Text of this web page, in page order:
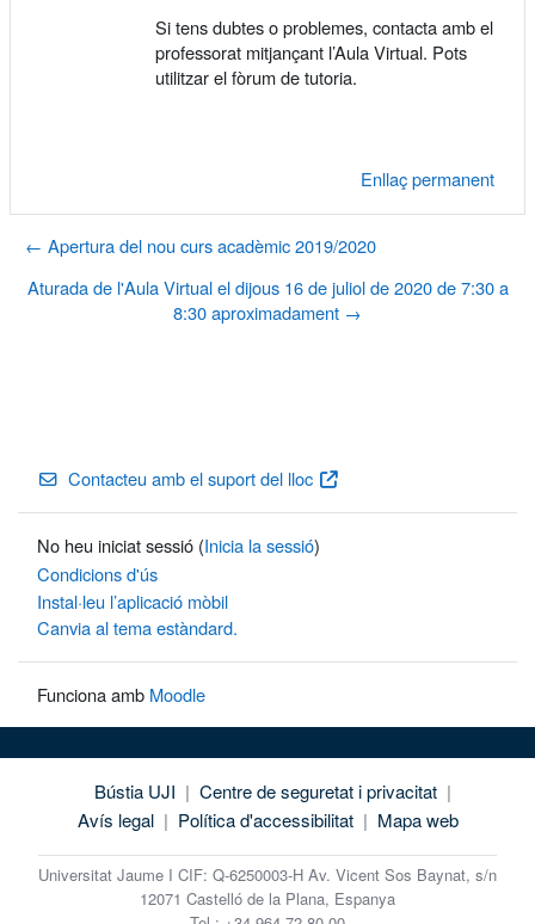
Si tens dubtes o problemes, contacta amb el
professorat mitjançant l’Aula Virtual. Pots
utilitzar el fòrum de tutoria.
Enllaç permanent
← Apertura del nou curs acadèmic 2019/2020
Aturada de l'Aula Virtual el dijous 16 de juliol de 2020 de 7:30 a
8:30 aproximadament →
Contacteu amb el suport del lloc
No heu iniciat sessió (Inicia la sessió)
Condicions d'ús
Instal·leu l’aplicació mòbil
Canvia al tema estàndard.
Funciona amb Moodle
Bústia UJI | Centre de seguretat i privacitat |
Avís legal | Política d'accessibilitat | Mapa web
Universitat Jaume I CIF: Q-6250003-H Av. Vicent Sos Baynat, s/n
12071 Castelló de la Plana, Espanya